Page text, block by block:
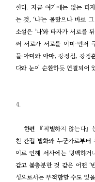
한다. 지금 여기에는 없는 타
는 것, ‘나’는 몰랐으나 바로
소설은 ‘나’와 타자가 서로를
써 서로가 서로를 이미-먼저
들-아미와 아마, 강정심, 강정
다와 눈이 순환하듯 연결되어
4.
한편 『작별하지 않는다』
친 간접 발화와 누군가로부터
이로 인해 서사에는 명백하
같고 불충분한 것 같은 어떤 ‘
성으로서는 부적합할 수도 있